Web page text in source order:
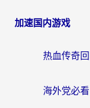
加速国内游戏